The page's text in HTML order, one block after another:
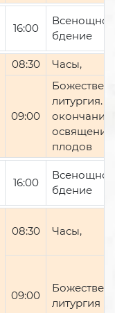
16:00
Всенощное
бдение
08:30 Часы,
09:00
литургия.
окончании
освящение
плодов
16:00
Всенощное
бдение
08:30 Часы,
09:00
литургия